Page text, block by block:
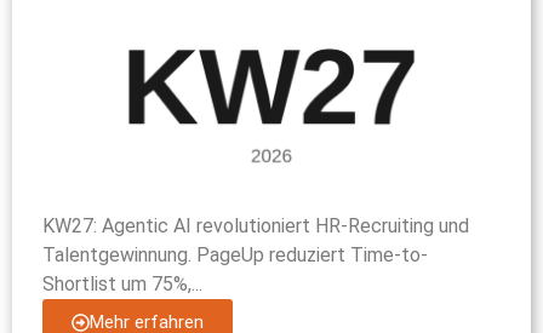
KW27: Agentic AI revolutioniert HR-Recruiting und
Talentgewinnung. PageUp reduziert Time-to-
Shortlist um 75%,...
Mehr erfahren